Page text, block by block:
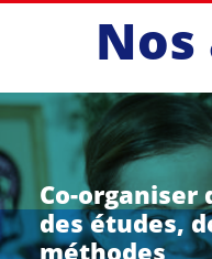
Co-
des études,
méthodes